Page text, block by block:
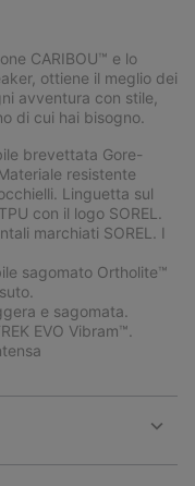
CARIBOU™ e lo
ottiene il meglio dei
avventura con stile,
di cui hai bisogno.
brevettata Gore-
resistente
Linguetta sul
con il logo SOREL.
marchiati SOREL. I
sagomato Ortholite™
e sagomata.
EVO Vibram™.
or